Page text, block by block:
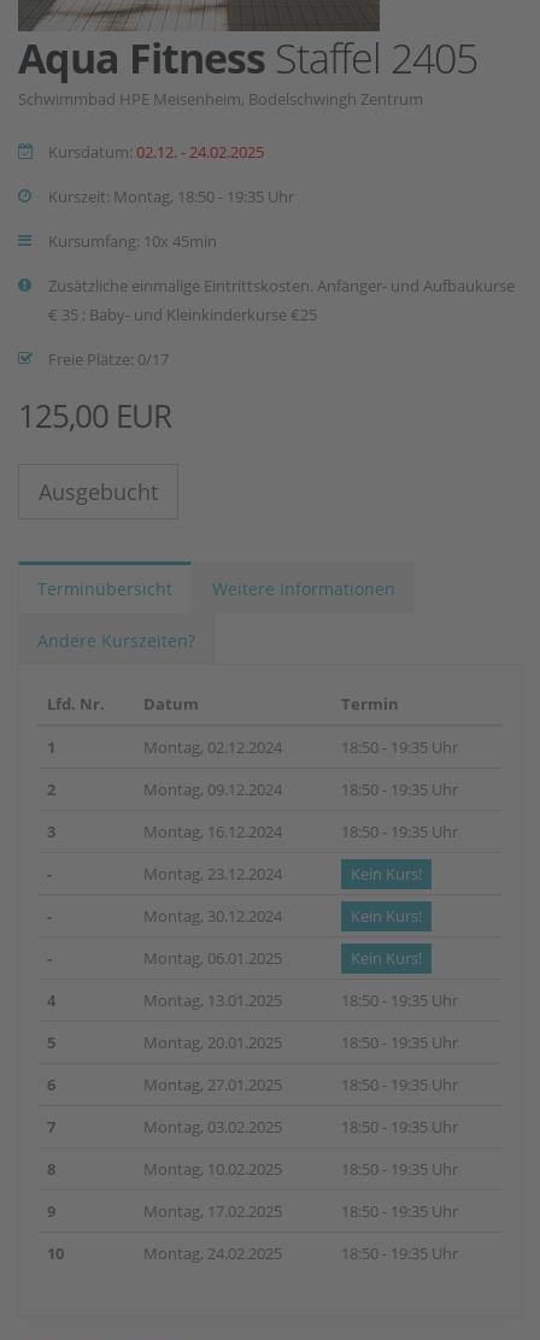
Aqua Fitness Staffel 2405
Schwimmbad HPE Meisenheim, Bodelschwingh Zentrum
Kursdatum: 02.12. - 24.02.2025
Kurszeit: Montag, 18:50 - 19:35 Uhr
Kursumfang: 10x 45min
Zusätzliche einmalige Eintrittskosten. Anfänger- und Aufbaukurse
€ 35 ; Baby- und Kleinkinderkurse €25
Freie Plätze: 0/17
125,00 EUR
Ausgebucht
Terminübersicht Weitere Informationen
Andere Kurszeiten?
Lfd. Nr. Datum
Termin
1
Montag, 02.12.2024
18:50 - 19:35 Uhr
2
Montag, 09.12.2024
18:50 - 19:35 Uhr
3
Montag, 16.12.2024
18:50 - 19:35 Uhr
-
Montag, 23.12.2024
Kein Kurs!
-
Montag, 30.12.2024
Kein Kurs!
-
Montag, 06.01.2025
Kein Kurs!
4
Montag, 13.01.2025
18:50 - 19:35 Uhr
5
Montag, 20.01.2025
18:50 - 19:35 Uhr
6
Montag, 27.01.2025
18:50 - 19:35 Uhr
7
Montag, 03.02.2025
18:50 - 19:35 Uhr
8
Montag, 10.02.2025
18:50 - 19:35 Uhr
9
Montag, 17.02.2025
18:50 - 19:35 Uhr
10
Montag, 24.02.2025 18:50 - 19:35 Uhr